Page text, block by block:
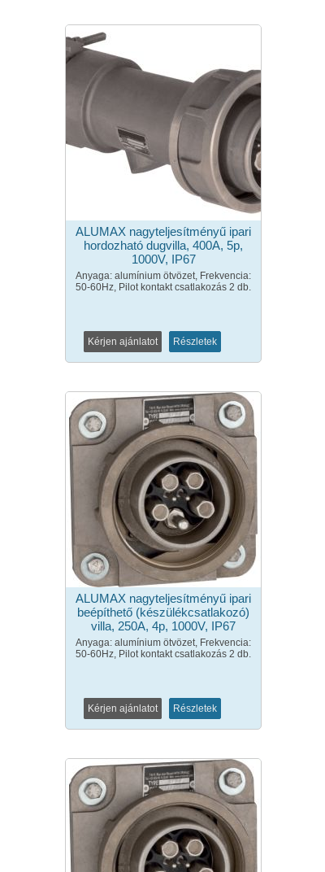
ALUMAX nagyteljesítményű ipari
hordozható dugvilla, 400A, 5p,
1000V, IP67
Anyaga: alumínium ötvözet, Frekvencia:
50-60Hz, Pilot kontakt csatlakozás 2 db.
Kérjen ajánlatot Részletek
ALUMAX nagyteljesítményű ipari
beépíthető (készülékcsatlakozó)
villa, 250A, 4p, 1000V, IP67
Anyaga: alumínium ötvözet, Frekvencia:
50-60Hz, Pilot kontakt csatlakozás 2 db.
Kérjen ajánlatot Részletek